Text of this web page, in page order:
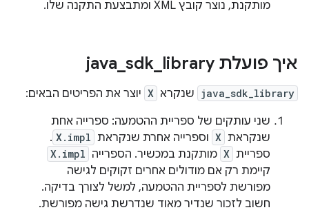
מותקנת, נוצר קובץ XML ומתבצעת התקנה שלו.
איך פועלת java sdk library
java_sdk_library שנקרא X יוצר את הפריטים הבאים:
שני עותקים של ספריית ההטמעה: ספרייה אחת
שנקראת X וספרייה אחרת שנקראת X.impl
.
ספריית X מותקנת במכשיר. הספרייה X.impl
קיימת רק אם מודולים אחרים זקוקים לגישה
מפורשת לספריית ההטמעה, למשל לצורך בדיקה.
חשוב לזכור שנדיר מאוד שנדרשת גישה מפורשת.